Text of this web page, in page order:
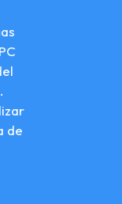
de